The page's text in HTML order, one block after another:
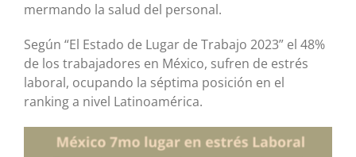
mermando la salud del personal.
Según “El Estado de Lugar de Trabajo 2023” el 48%
de los trabajadores en México, sufren de estrés
laboral, ocupando la séptima posición en el
ranking a nivel Latinoamérica.